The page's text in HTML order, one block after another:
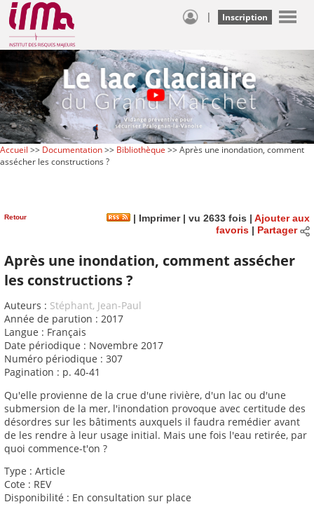
| Inscription
Accueil >> Documentation>> Bibliothèque >> Après une inondation, comment
assécher les constructions ?
Retour | Imprimer| vu 2633 fois | Ajouter aux
favoris| Partager
Après une inondation, comment assécher
les constructions ?
Auteurs : Stéphant, Jean-Paul
Année de parution : 2017
Langue : Français
Date périodique : Novembre 2017
Numéro périodique : 307
Pagination : p. 40-41
Qu'elle provienne de la crue d'une rivière, d'un lac ou d'une
submersion de la mer, l'inondation provoque avec certitude des
désordres sur les bâtiments auxquels il faudra remédier avant
de les rendre à leur usage initial. Mais une fois l'eau retirée, par
quoi commence-t'on ?
Type : Article
Cote : REV
Disponibilité : En consultation sur place